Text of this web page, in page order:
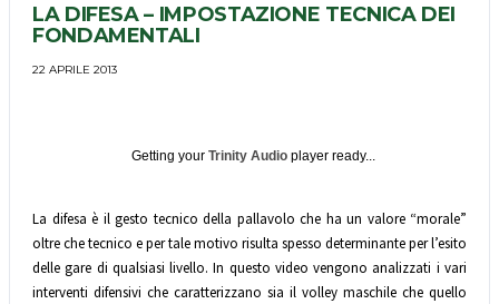
LA DIFESA – IMPOSTAZIONE TECNICA DEI
FONDAMENTALI
22 APRILE 2013
Getting your Trinity Audioplayer ready...
La difesa è il gesto tecnico della pallavolo che ha un valore “morale”
oltre che tecnico e per tale motivo risulta spesso determinante per l’esito
delle gare di qualsiasi livello. In questo video vengono analizzati i vari
interventi difensivi che caratterizzano sia il volley maschile che quello